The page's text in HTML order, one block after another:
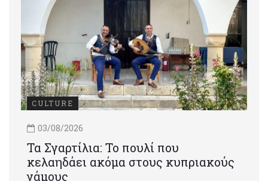
CULTURE
03/08/2026
Τα Σγαρτίλια: Το πουλί που
κελαηδάει ακόμα στους κυπριακούς
γάμους